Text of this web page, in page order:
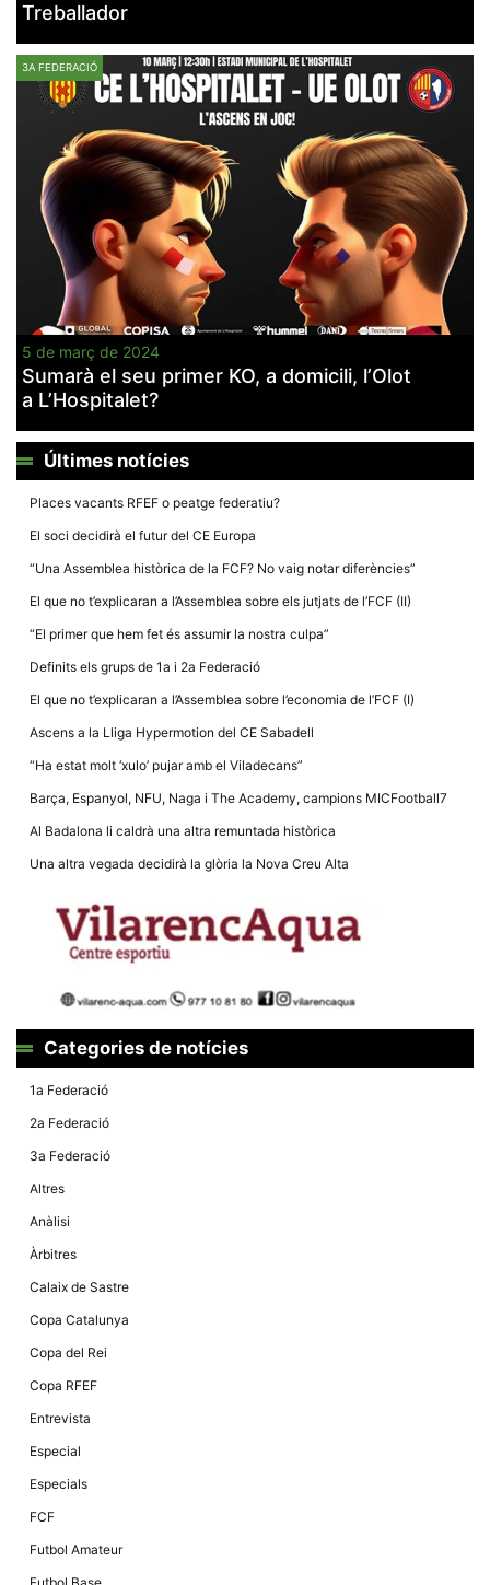
Treballador
3A FEDERACIÓ
5 de març de 2024
Sumarà el seu primer KO, a domicili, l’Olot
a L’Hospitalet?
Últimes notícies
Places vacants RFEF o peatge federatiu?
El soci decidirà el futur del CE Europa
“Una Assemblea històrica de la FCF? No vaig notar diferències”
El que no t’explicaran a l’Assemblea sobre els jutjats de l’FCF (II)
“El primer que hem fet és assumir la nostra culpa”
Definits els grups de 1a i 2a Federació
El que no t’explicaran a l’Assemblea sobre l’economia de l’FCF (I)
Ascens a la Lliga Hypermotion del CE Sabadell
“Ha estat molt ‘xulo’ pujar amb el Viladecans”
Barça, Espanyol, NFU, Naga i The Academy, campions MICFootball7
Al Badalona li caldrà una altra remuntada històrica
Una altra vegada decidirà la glòria la Nova Creu Alta
Categories de notícies
1a Federació
2a Federació
3a Federació
Altres
Anàlisi
Àrbitres
Calaix de Sastre
Copa Catalunya
Copa del Rei
Copa RFEF
Entrevista
Especial
Especials
FCF
Futbol Amateur
Necessàries
Aquestes
cookies no
són
opcionals,
necessàries
per al
funcionament
tècnic de la
web.
Estadístiques
Recopilem
de manera
per a millorar
Experiència
Alguns
emmagatzemen
dispositiu que
lloc funcioni tan
possible. Si
aquestes
algunes
del lloc web.
En compartir
interessos i